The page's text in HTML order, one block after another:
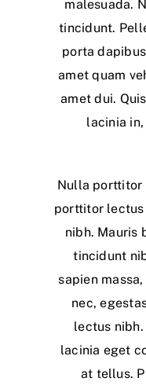
malesuada.
tincidunt.
porta
amet quam
amet dui.
lacinia
Nulla porttitor
porttitor
nibh. Mauris
tincidunt
sapien
nec,
lectus nibh.
lacinia eget
at tellus.